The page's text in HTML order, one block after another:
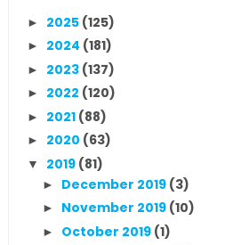
► 2025 (125)
► 2024 (181)
► 2023 (137)
► 2022 (120)
► 2021 (88)
► 2020 (63)
▼ 2019 (81)
► December 2019 (3)
► November 2019 (10)
► October 2019 (1)